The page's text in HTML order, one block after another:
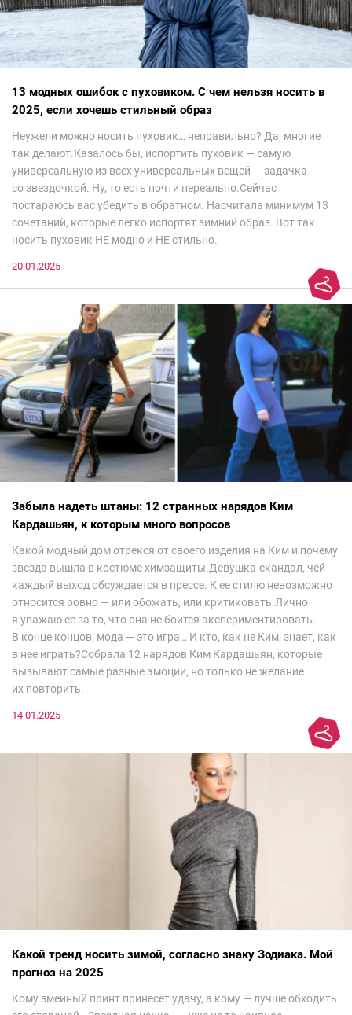
13 модных ошибок с пуховиком. С чем нельзя носить в
2025, если хочешь стильный образ
Неужели можно носить пуховик… неправильно? Да, многие
так делают.Казалось бы, испортить пуховик — самую
универсальную из всех универсальных вещей — задачка
со звездочкой. Ну, то есть почти нереально.Сейчас
постараюсь вас убедить в обратном. Насчитала минимум 13
сочетаний, которые легко испортят зимний образ. Вот так
носить пуховик НЕ модно и НЕ стильно.
20.01.2025
Забыла надеть штаны: 12 странных нарядов Ким
Кардашьян, к которым много вопросов
Какой модный дом отрекся от своего изделия на Ким и почему
звезда вышла в костюме химзащиты.Девушка-скандал, чей
каждый выход обсуждается в прессе. К ее стилю невозможно
относится ровно — или обожать, или критиковать.Лично
я уважаю ее за то, что она не боится экспериментировать.
В конце концов, мода — это игра… И кто, как не Ким, знает, как
в нее играть?Собрала 12 нарядов Ким Кардашьян, которые
вызывают самые разные эмоции, но только не желание
их повторить.
14.01.2025
Какой тренд носить зимой, согласно знаку Зодиака. Мой
прогноз на 2025
Кому змеиный принт принесет удачу, а кому — лучше обходить